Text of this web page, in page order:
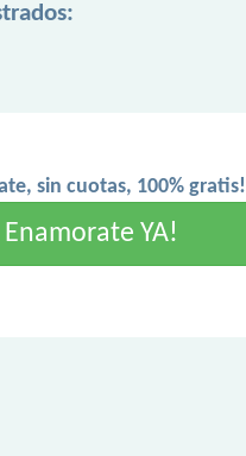
sin cuotas, 100% gratis!
Enamorate YA!